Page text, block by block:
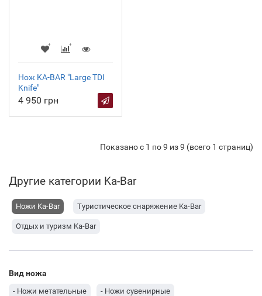
Нож KA-BAR "Large TDI
Knife"
4 950 грн
Показано с 1 по 9 из 9 (всего 1 страниц)
Другие категории Ka-Bar
Ножи Ka-Bar Туристическое снаряжение Ka-Bar
Отдых и туризм Ka-Bar
Вид ножа
- Ножи метательные - Ножи сувенирные